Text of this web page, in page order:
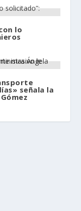
lo
señala la